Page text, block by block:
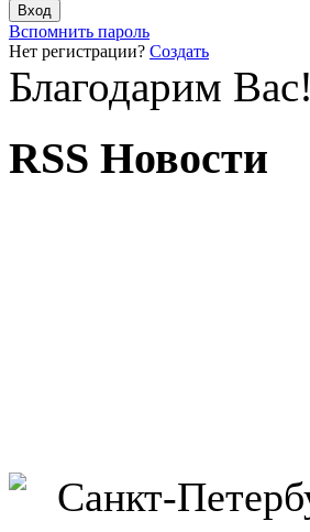
Вспомнить пароль
Нет регистрации? Создать
Благодарим Вас!
RSS Новости